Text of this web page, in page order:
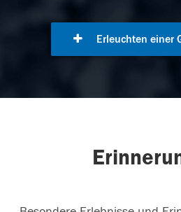
Erleuchten einer